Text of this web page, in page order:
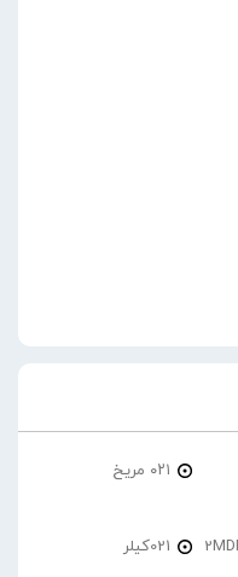
۰۲۱ مریخ
021کیلر